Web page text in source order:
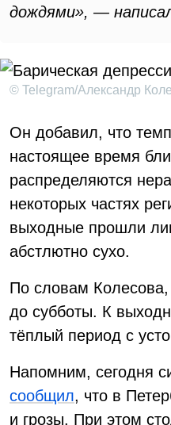
дождями», —
© Telegram/Александр
Он добавил, что
настоящее время
распределяются
некоторых частях
выходные прошли
абстлютно сухо.
По словам
до субботы. К
тёплый период с
Напомним, сегодня
сообщил, что в
и грозы. При этом